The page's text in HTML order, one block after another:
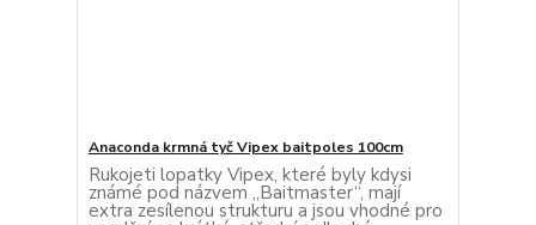
Anaconda krmná tyč Vipex baitpoles 100cm
Rukojeti lopatky Vipex, které byly kdysi
známé pod názvem „Baitmaster“, mají
extra zesílenou strukturu a jsou vhodné pro